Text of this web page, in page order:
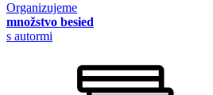
Organizujeme
množstvo besied
s autormi